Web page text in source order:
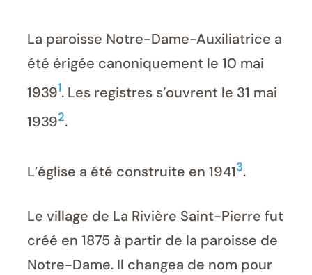
La paroisse Notre-Dame-Auxiliatrice a
été érigée canoniquement le 10 mai
19391. Les registres s’ouvrent le 31 mai
19392.
L’église a été construite en 19413.
Le village de La Rivière Saint-Pierre fut
créé en 1875 à partir de la paroisse de
Notre-Dame. Il changea de nom pour